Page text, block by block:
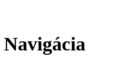
Navigácia